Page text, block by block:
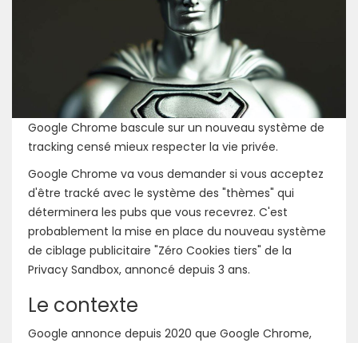
Google Chrome bascule sur un nouveau système de
tracking censé mieux respecter la vie privée.
Google Chrome va vous demander si vous acceptez
d'être tracké avec le système des "thèmes" qui
déterminera les pubs que vous recevrez. C'est
probablement la mise en place du nouveau système
de ciblage publicitaire "Zéro Cookies tiers" de la
Privacy Sandbox, annoncé depuis 3 ans.
Le contexte
Google annonce depuis 2020 que Google Chrome,